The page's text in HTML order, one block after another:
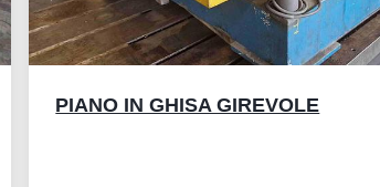
PIANO IN GHISA GIREVOLE